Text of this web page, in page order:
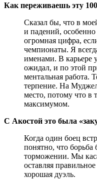
Как переживаешь эту
Сказал бы, что в
и падений,
огромная цифра,
чемпионаты. Я
именами. В карьере
ожидал, и по этой
ментальная работа.
терпение. На
место, потому что в
максимумом.
С Акостой это была
Когда один боец
понятно, что борьба
торможении. Мы
оставляя
хорошая дуэль.